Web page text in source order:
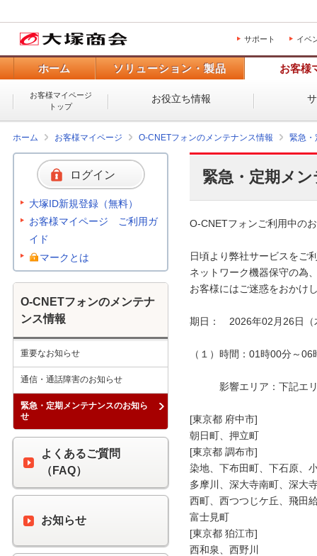
サポート イベ
ホーム ソリューション・製品 お客様
お客様マイページ
トップ
お役立ち情報
ホーム お客様マイページ O-CNETフォンのメンテナンス情報 緊急・
緊急・定期メ
O-CNETフォンご利用中の
日頃より弊社サービスをご
ネットワーク機器保守の為
お客様にはご迷惑をおかけ
期日：　2026年02月26日（
（１）時間：01時00分～06
影響エリア：下記エリ
[東京都 府中市]
朝日町、押立町
[東京都 調布市]
染地、下布田町、下石原、
多摩川、深大寺南町、深大
西町、西つつじケ丘、飛田
富士見町
[東京都 狛江市]
西和泉、西野川
ログイン
大塚ID新規登録（無料）
お客様マイページ ご利用ガ
イド
マークとは
O-CNETフォンのメンテナ
ンス情報
重要なお知らせ
通信・通話障害のお知らせ
緊急・定期メンテナンスのお知ら
せ
よくあるご質問
（FAQ）
お知らせ